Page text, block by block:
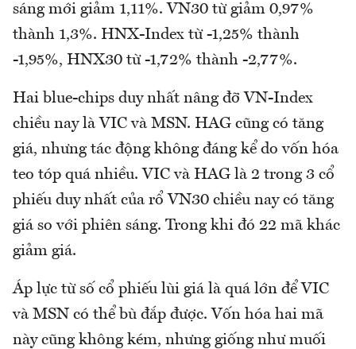
sáng mới giảm 1,11%. VN30 từ giảm 0,97%
thành 1,3%. HNX-Index từ -1,25% thành
-1,95%, HNX30 từ -1,72% thành -2,77%.
Hai blue-chips duy nhất nâng đỡ VN-Index
chiều nay là VIC và MSN. HAG cũng có tăng
giá, nhưng tác động không đáng kể do vốn hóa
teo tóp quá nhiều. VIC và HAG là 2 trong 3 cổ
phiếu duy nhất của rổ VN30 chiều nay có tăng
giá so với phiên sáng. Trong khi đó 22 mã khác
giảm giá.
Áp lực từ số cổ phiếu lùi giá là quá lớn để VIC
và MSN có thể bù đắp được. Vốn hóa hai mã
này cũng không kém, nhưng giống như muối